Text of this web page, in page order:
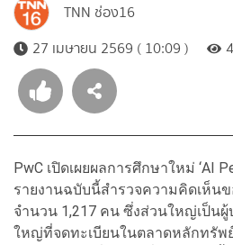
TNN ช่อง16
27 เมษายน 2569 ( 10:09 )
PwC เปิดเผยผลการศึกษาใหม่ ‘AI
รายงานฉบับนี้สำรวจความคิดเห็น
จำนวน 1,217 คน ซึ่งส่วนใหญ่เป็น
ใหญ่ที่จดทะเบียนในตลาดหลักทรัพ